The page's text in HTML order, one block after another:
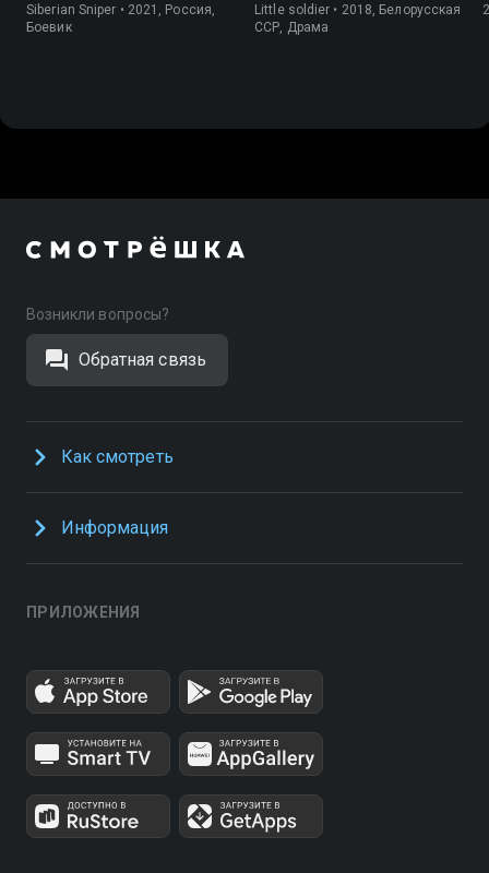
Siberian Sniper • 2021, Россия,
Боевик
Little soldier • 2018, Белорусская
ССР, Драма
Возникли вопросы?
Обратная связь
Как смотреть
Информация
ПРИЛОЖЕНИЯ